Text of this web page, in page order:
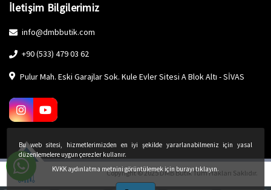
İletişim Bilgilerimiz
info@dmbbutik.com
+90 (533) 479 03 62
Pulur Mah. Eski Garajlar Sok. Kule Evler Sitesi A Blok Altı - SİVAS
Copyright © 2025 DMB Butik Tüm Hakları Saklıdır.
Bu web sitesi, hizmetlerimizden en iyi şekilde yararlanabilmeniz için yasal
düzenlemelere uygun çerezler kullanır.
KVKK aydınlatma metnini görüntülemek için burayı tıklayın.